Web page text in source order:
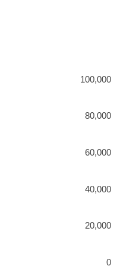
0
20,000
40,000
60,000
80,000
100,000